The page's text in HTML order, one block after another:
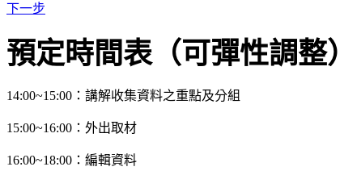
下一步
預定時間表（可彈性調整）
14:00~15:00：講解收集資料之重點及分組
15:00~16:00：外出取材
16:00~18:00：編輯資料